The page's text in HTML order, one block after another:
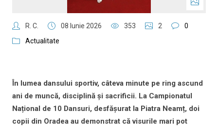
R. C. 08 Iunie 2026 353 2
0
Actualitate
În lumea dansului sportiv, câteva minute pe ring ascund
ani de muncă, disciplină și sacrificii. La Campionatul
Național de 10 Dansuri, desfășurat la Piatra Neamț, doi
copii din Oradea au demonstrat că visurile mari pot